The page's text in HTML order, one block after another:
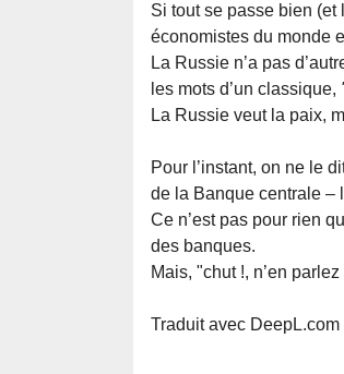
Si tout se passe bien
économistes du monde
La Russie n’a pas
les mots d’un classique,
La Russie veut la paix,
Pour l’instant, on ne le
de la Banque centrale –
Ce n’est pas pour rien
des banques.
Mais, "chut !, n’en
Traduit avec